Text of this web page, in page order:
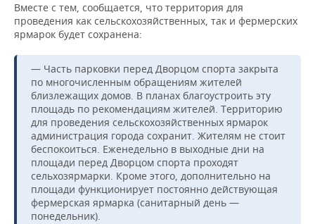
Вместе с тем, сообщается, что территория для
проведения как сельскохозяйственных, так и фермерских
ярмарок будет сохранена:
— Часть парковки перед Дворцом спорта закрыта
по многочисленным обращениям жителей
близлежащих домов. В планах благоустроить эту
площадь по рекомендациям жителей. Территорию
для проведения сельскохозяйственных ярмарок
администрация города сохранит. Жителям не стоит
беспокоиться. Еженедельно в выходные дни на
площади перед Дворцом спорта проходят
сельхозярмарки. Кроме этого, дополнительно на
площади функционирует постоянно действующая
фермерская ярмарка (санитарный день —
понедельник).